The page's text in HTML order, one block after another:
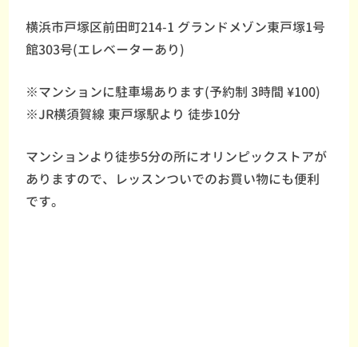
横浜市戸塚区前田町214-1 グランドメゾン東戸塚1号
館303号(エレベーターあり)
※マンションに駐車場あります(予約制 3時間 ¥100)
※JR横須賀線 東戸塚駅より 徒歩10分
マンションより徒歩5分の所にオリンピックストアが
ありますので、レッスンついでのお買い物にも便利
です。